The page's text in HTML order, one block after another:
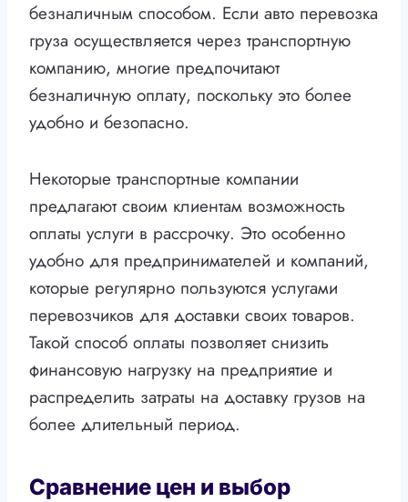
безналичным способом. Если авто перевозка
груза осуществляется через транспортную
компанию, многие предпочитают
безналичную оплату, поскольку это более
удобно и безопасно.
Некоторые транспортные компании
предлагают своим клиентам возможность
оплаты услуги в рассрочку. Это особенно
удобно для предпринимателей и компаний,
которые регулярно пользуются услугами
перевозчиков для доставки своих товаров.
Такой способ оплаты позволяет снизить
финансовую нагрузку на предприятие и
распределить затраты на доставку грузов на
более длительный период.
Сравнение цен и выбор